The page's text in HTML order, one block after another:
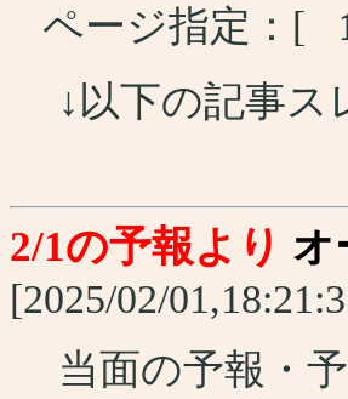
ページ指定：[
↓以下の記事
2/1の予報より オ
[2025/02/
当面の予報・予